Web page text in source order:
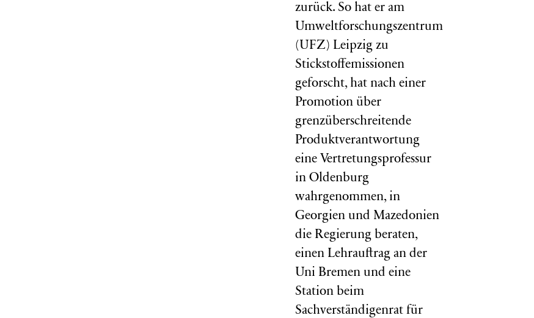
zurück. So hat er am
Umweltforschungszentrum
(UFZ) Leipzig zu
Stickstoffemissionen
geforscht, hat nach einer
Promotion über
grenzüberschreitende
Produktverantwortung
eine Vertretungsprofessur
in Oldenburg
wahrgenommen, in
Georgien und Mazedonien
die Regierung beraten,
einen Lehrauftrag an der
Uni Bremen und eine
Station beim
Sachverständigenrat für